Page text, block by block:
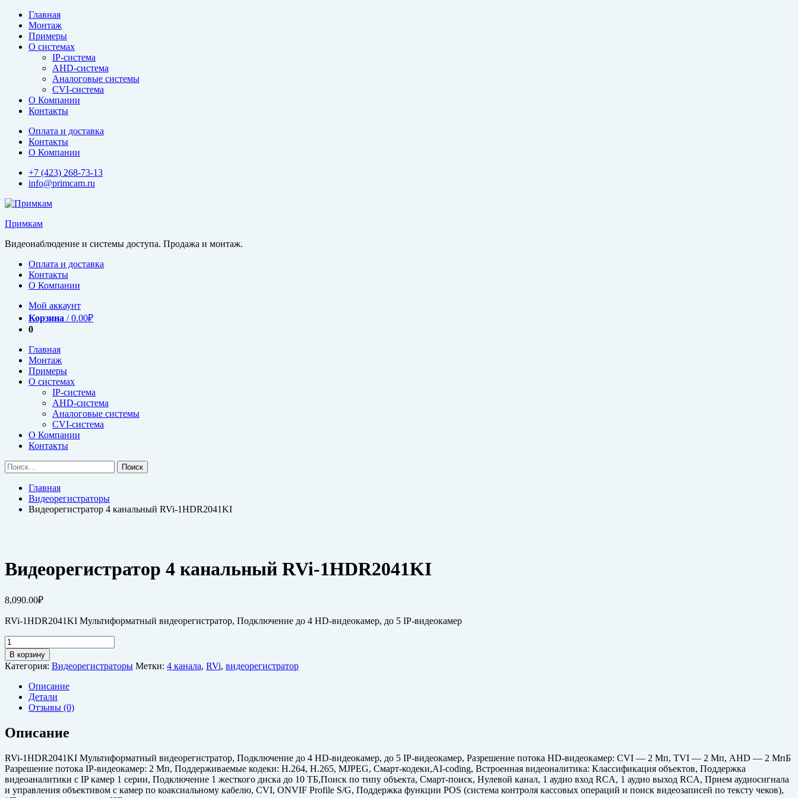
Перейти
содержимому
Главная
Монтаж
Примеры
О системах
IP-система
AHD-система
Аналоговые системы
CVI-система
О Компании
Контакты
Оплата и доставка
Контакты
О Компании
+7 (423) 268-73-13
info@primcam.ru
Примкам
Видеонаблюдение и системы доступа. Продажа и монтаж.
Оплата и доставка
Контакты
О Компании
Мой аккаунт
Корзина /0.00₽
0
Главная
Монтаж
Примеры
О системах
IP-система
AHD-система
Аналоговые системы
CVI-система
О Компании
Контакты
Найти:
Главная
Видеорегистраторы
Видеорегистратор 4 канальный RVi-1HDR2041KI
Видеорегистратор 4 канальный RVi-1HDR2041KI
8,090.00₽
RVi-1HDR2041KI Мультиформатный видеорегистратор, Подключение до 4 HD-видеокамер, до 5 IP-видеокамер
Количество
товара
Видеорегистратор
4
канальный
RVi-
1HDR2041KI
В корзину
Категория: Видеорегистраторы Метки: 4 канала, RVi, видеорегистратор
Описание
Детали
Отзывы (0)
Описание
RVi-1HDR2041KI Мультиформатный видеорегистратор, Подключение до 4 HD-видеокамер, до 5 IP-видеокамер, Разрешение потока HD-видеокамер: CVI — 2 Мп, TVI — 2 Мп, AHD — 2 МпБ
Разрешение потока IP-видеокамер: 2 Мп, Поддерживаемые кодеки: H.264, H.265, MJPEG, Смарт-кодеки,AI-coding, Встроенная видеоналитика: Классификация объектов, Поддержка
видеоаналитики с IP камер 1 серии, Подключение 1 жесткого диска до 10 ТБ,Поиск по типу объекта, Смарт-поиск, Нулевой канал, 1 аудио вход RCA, 1 аудио выход RCA, Прием аудиосигнала
и управления объективом с камер по коаксиальному кабелю, CVI, ONVIF Profile S/G, Поддержка функции POS (система контроля кассовых операций и поиск видеозаписей по тексту чеков),